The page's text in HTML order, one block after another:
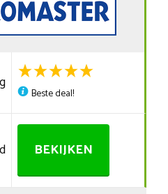
Beste deal!
BEKIJKEN